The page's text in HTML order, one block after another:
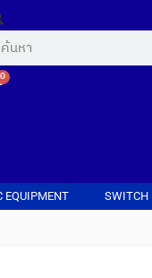
0
EQUIPMENT SWITCH